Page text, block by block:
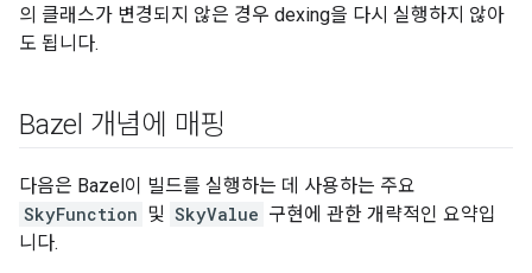
의 클래스가 변경되지 않은 경우 dexing을 다시 실행하지 않아
도 됩니다.
Bazel 개념에 매핑
다음은 Bazel이 빌드를 실행하는 데 사용하는 주요
SkyFunction 및 SkyValue 구현에 관한 개략적인 요약입
니다.